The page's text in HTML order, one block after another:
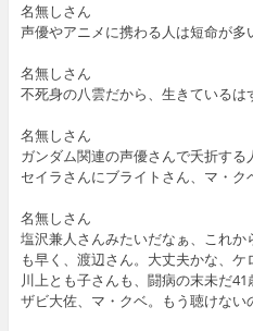
名無しさん
声優やアニメに携わる人は短命が多
名無しさん
不死身の八雲だから、生きているは
名無しさん
ガンダム関連の声優さんで夭折する
セイラさんにブライトさん、マ・ク
名無しさん
塩沢兼人さんみたいだなぁ、これか
も早く、渡辺さん。大丈夫かな、
川上とも子さんも、闘病の末未だ
ザビ大佐、マ・クベ。もう聴けない